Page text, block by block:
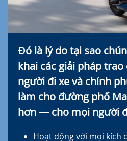
Đó là lý do tại sao
khai các giải pháp trao
người đi xe và chính
làm cho đường phố
hơn — cho mọi người
Hoạt động với mọi kích